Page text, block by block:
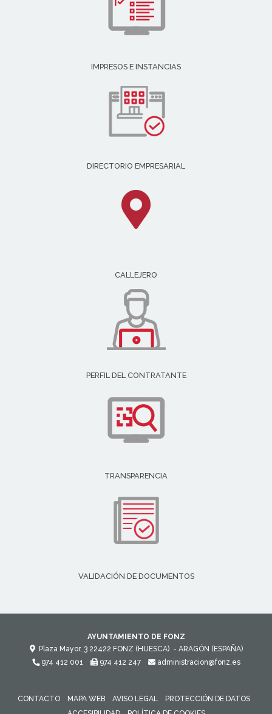
IMPRESOS E INSTANCIAS
DIRECTORIO EMPRESARIAL
CALLEJERO
PERFIL DEL CONTRATANTE
TRANSPARENCIA
VALIDACIÓN DE DOCUMENTOS
AYUNTAMIENTO DE FONZ
Plaza Mayor, 3 22422 FONZ (HUESCA) - ARAGÓN (ESPAÑA)
974 412 001
974 412 247 administracion@fonz.es
CONTACTO MAPA WEB AVISO LEGAL
PROTECCIÓN DE DATOS